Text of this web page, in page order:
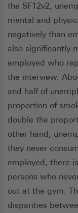
the SF12v2,
mental and
negatively than
also significantly
employed who
the interview.
and half of
proportion of
double the
other hand,
they never
employed, there
persons who
out at the gym.
disparities